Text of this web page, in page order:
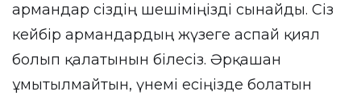
армандар сіздің шешіміңізді сынайды. Сіз
кейбір армандардың жүзеге аспай қиял
болып қалатынын білесіз. Әрқашан
ұмытылмайтын, үнемі есіңізде болатын